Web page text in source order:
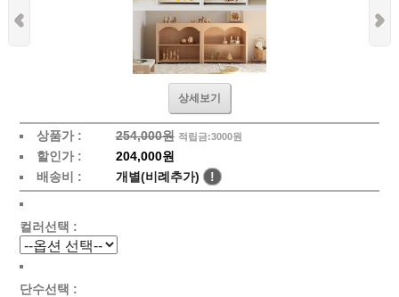
상세보기
상품가 : 254,000원 적립금:3000원
할인가 :
204,000원
배송비 :
개별(비례추가) !
컬러선택 :
단수선택 :